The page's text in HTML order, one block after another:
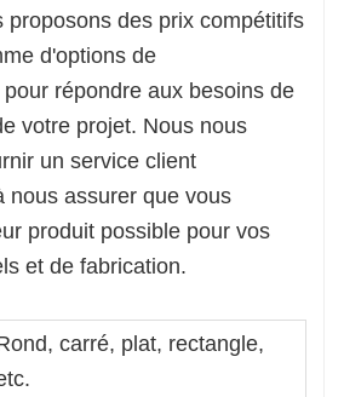
proposons des prix compétitifs
d'options de
répondre aux besoins de
votre projet. Nous nous
un service client
nous assurer que vous
produit possible pour vos
et de fabrication.
carré, plat, rectangle,